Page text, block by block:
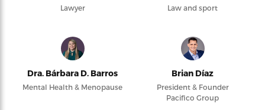
Lawyer Law and sport
Dra. Bárbara D. Barros
Mental Health & Menopause
Brian Díaz
President & Founder
Pacifico Group